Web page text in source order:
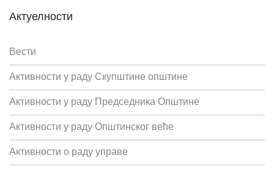
Актуелности
Вести
Активности у раду Скупштине општине
Активности у раду Председника Општине
Активности у раду Општинског веће
Активности о раду управе